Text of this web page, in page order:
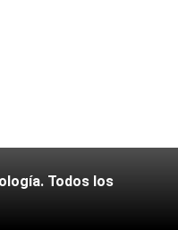
Todos los